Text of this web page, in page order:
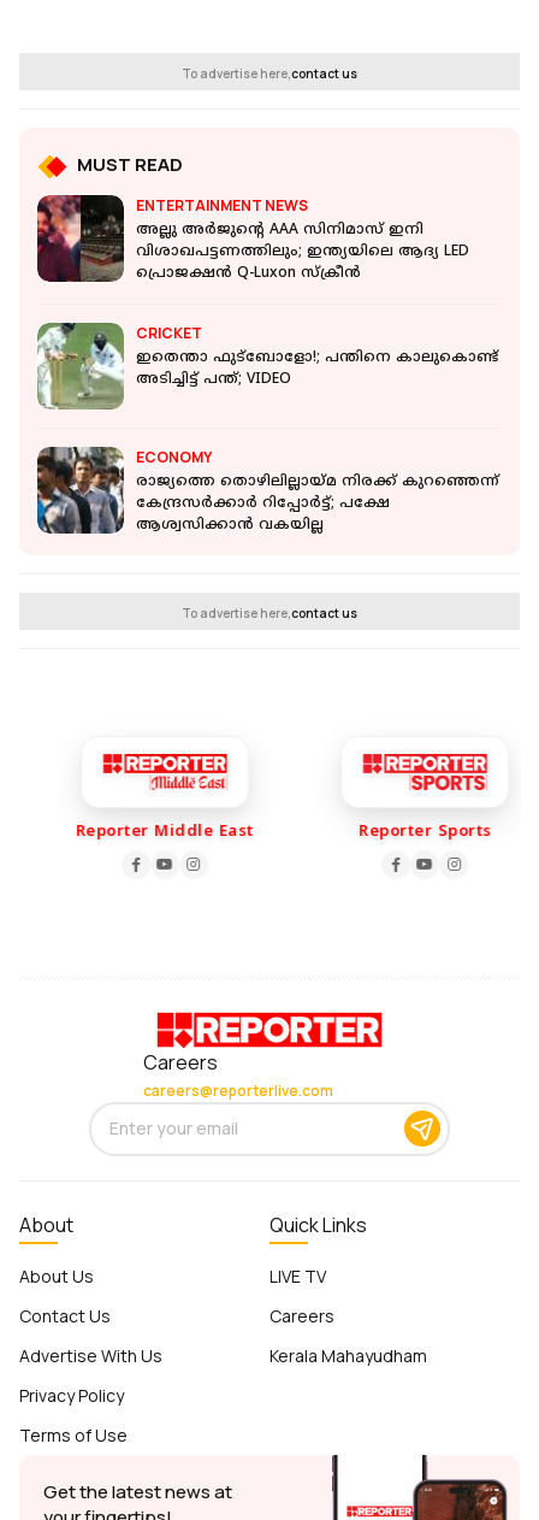
To advertise here,contact us
MUST READ
ENTERTAINMENT NEWS
അല്ലു അർജുന്‍റെ AAA സിനിമാസ് ഇനി
വിശാഖപട്ടണത്തിലും; ഇന്ത്യയിലെ ആദ്യ LED
പ്രൊജക്ഷൻ Q-Luxon സ്‌ക്രീൻ
CRICKET
ഇതെന്താ ഫുട്ബോളോ!; പന്തിനെ കാലുകൊണ്ട്
അടിച്ചിട്ട് പന്ത്; VIDEO
ECONOMY
രാജ്യത്തെ തൊഴിലില്ലായ്മ നിരക്ക് കുറഞ്ഞെന്ന്
കേന്ദ്രസർക്കാർ റിപ്പോർട്ട്; പക്ഷേ
ആശ്വസിക്കാൻ വകയില്ല
To advertise here,contact us
Reporter Middle East Reporter Sports
Careers
careers@reporterlive.com
About
About Us
Contact Us
Advertise With Us
Privacy Policy
Terms of Use
Quick Links
LIVE TV
Careers
Kerala Mahayudham
Get the latest news at